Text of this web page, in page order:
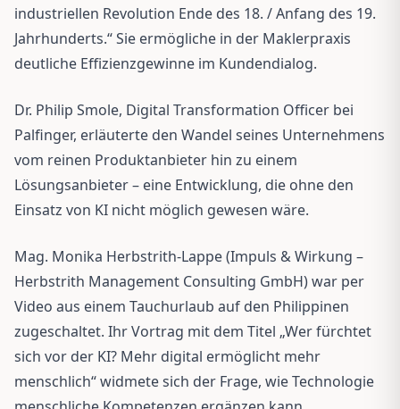
industriellen Revolution Ende des 18. / Anfang des 19.
Jahrhunderts.“ Sie ermögliche in der Maklerpraxis
deutliche Effizienzgewinne im Kundendialog.
Dr. Philip Smole, Digital Transformation Officer bei
Palfinger, erläuterte den Wandel seines Unternehmens
vom reinen Produktanbieter hin zu einem
Lösungsanbieter – eine Entwicklung, die ohne den
Einsatz von KI nicht möglich gewesen wäre.
Mag. Monika Herbstrith-Lappe (Impuls & Wirkung –
Herbstrith Management Consulting GmbH) war per
Video aus einem Tauchurlaub auf den Philippinen
zugeschaltet. Ihr Vortrag mit dem Titel „Wer fürchtet
sich vor der KI? Mehr digital ermöglicht mehr
menschlich“ widmete sich der Frage, wie Technologie